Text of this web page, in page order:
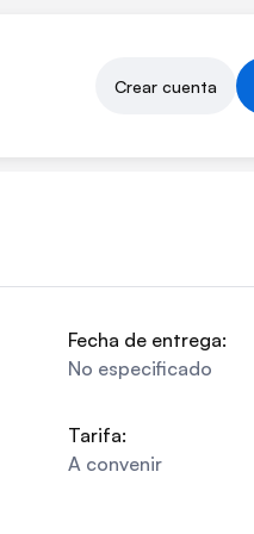
Crear cuenta
Fecha de entrega:
No especificado
Tarifa:
A convenir